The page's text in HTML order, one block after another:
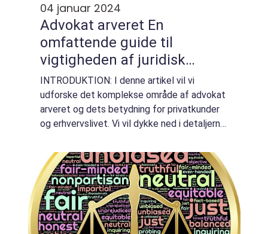
04 januar 2024
Advokat arveret En
omfattende guide til
vigtigheden af juridisk
rådgivning vedrørende arv
INTRODUKTION: I denne artikel vil vi
udforske det komplekse område af advokat
arveret og dets betydning for privatkunder
og erhvervslivet. Vi vil dykke ned i detaljerne
vigtigt at vide om arveret, samt h...